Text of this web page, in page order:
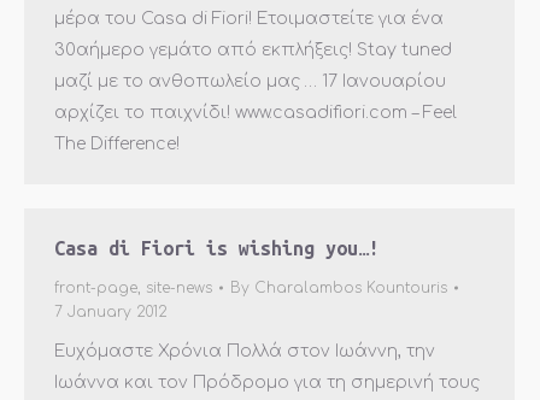
μέρα του Casa di Fiori! Ετοιμαστείτε για ένα
30αήμερο γεμάτο από εκπλήξεις! Stay tuned
μαζί με το ανθοπωλείο μας … 17 Ιανουαρίου
αρχίζει το παιχνίδι! www.casadifiori.com – Feel
The Difference!
Casa di Fiori is wishing you…!
front-page, site-news By Charalambos Kountouris
7 January 2012
Ευχόμαστε Χρόνια Πολλά στον Ιωάννη, την
Ιωάννα και τον Πρόδρομο για τη σημερινή τους